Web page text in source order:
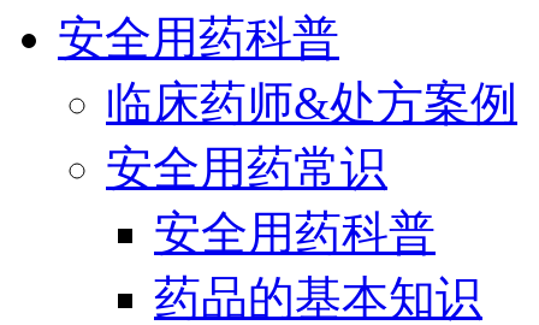
安全用药科普
临床药师&处方案例
安全用药常识
安全用药科普
药品的基本知识